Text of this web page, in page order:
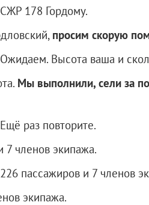
СЖР 178 Гордому.
просим скорую
Ожидаем. Высота ваша и
Мы выполнили, сели за
Ещё раз повторите.
7 членов экипажа.
226 пассажиров и 7 членов
экипажа.